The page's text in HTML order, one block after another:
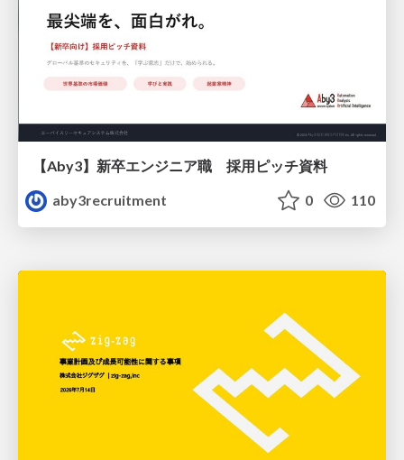
【Aby3】新卒エンジニア職 採用ピッチ資料
aby3recruitment
0 110